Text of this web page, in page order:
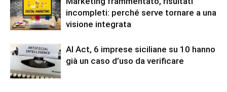
incompleti: perché serve tornare a una
visione integrata
AI Act, 6 imprese siciliane su 10 hanno
già un caso d’uso da verificare